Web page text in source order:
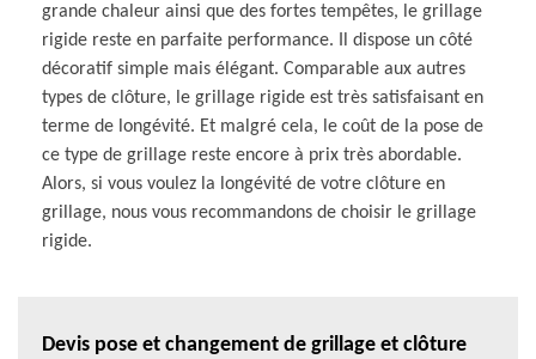
grande chaleur ainsi que des fortes tempêtes, le grillage
rigide reste en parfaite performance. Il dispose un côté
décoratif simple mais élégant. Comparable aux autres
types de clôture, le grillage rigide est très satisfaisant en
terme de longévité. Et malgré cela, le coût de la pose de
ce type de grillage reste encore à prix très abordable.
Alors, si vous voulez la longévité de votre clôture en
grillage, nous vous recommandons de choisir le grillage
rigide.
Devis pose et changement de grillage et clôture